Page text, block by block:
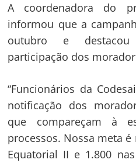
A coordenadora do
informou que a
outubro e
participação dos
“Funcionários da
notificação dos
que compareçam à
processos. Nossa meta
Equatorial II e 1.800